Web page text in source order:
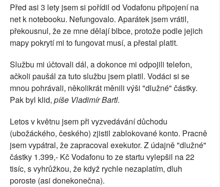
SOCIÁLNÍ SÍTĚ
RUBRIKY
Před asi 3 lety jsem si pořídil od Vodafonu připojení na
net k notebooku. Nefungovalo. Aparátek jsem vrátil,
překousnul, že ze mne dělají blbce, protože podle jejich
mapy pokrytí mi to fungovat musí, a přestal platit.
Službu mi účtovali dál, a dokonce mi odpojili telefon,
ačkoli paušál za tuto službu jsem platil. Vodáci si se
mnou pohrávali, několikrát měnili výši "dlužné" částky.
Pak byl klid, píše Vladimír Bartl.
Letos v květnu jsem při vyzvedávání důchodu
(ubožáckého, českého) zjistil zablokované konto. Pracně
jsem vypátral, že zapracoval exekutor. Z údajně "dlužné"
částky 1.399,- Kč Vodafonu to ze startu vylepšil na 22
tisíc, s vyhrůžkou, že když rychle nezaplatím, dluh
poroste (asi donekonečna).